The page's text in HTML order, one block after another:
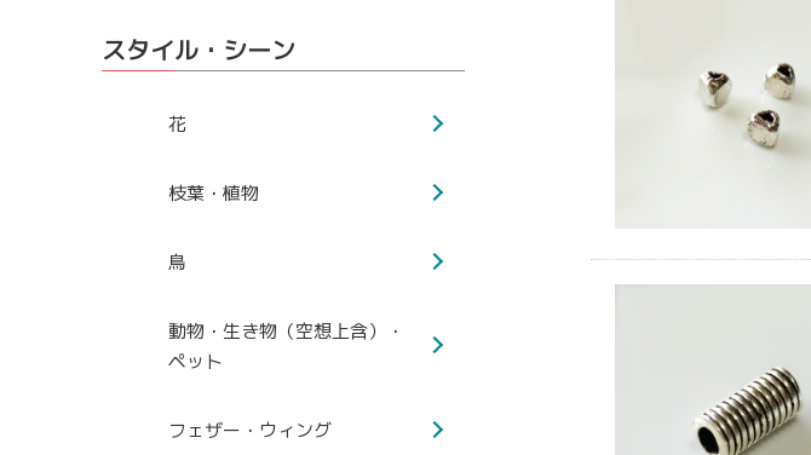
スタイル・シーン
花
枝葉・植物
鳥
動物・生き物（空想上含）・
ペット
フェザー・ウィング